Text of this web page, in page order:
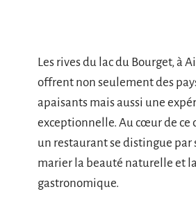
Les rives du lac du Bourget, à
offrent non seulement des
apaisants mais aussi une
exceptionnelle. Au cœur de ce
un restaurant se distingue par
marier la beauté naturelle et
gastronomique.